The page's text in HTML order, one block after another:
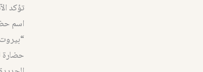
تؤكد
اسم
حضارة